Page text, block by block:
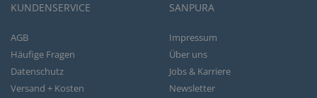
KUNDENSERVICE
AGB
Häufige Fragen
Datenschutz
Versand + Kosten
SANPURA
Impressum
Über uns
Jobs & Karriere
Newsletter